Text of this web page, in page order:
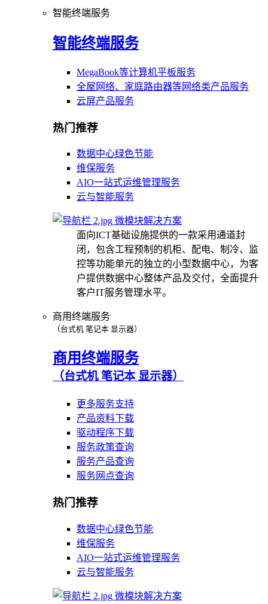
智能终端服务
智能终端服务
MegaBook等计算机平板服务
全屋网络、家庭路由器等网络类产品服务
云屏产品服务
热门推荐
数据中心绿色节能
维保服务
AIO一站式运维管理服务
云与智能服务
微模块解决方案
面向ICT基础设施提供的一款采用通道封
闭，包含工程预制的机柜、配电、制冷、监
控等功能单元的独立的小型数据中心，为客
户提供数据中心整体产品及交付，全面提升
客户IT服务管理水平。
商用终端服务
（台式机 笔记本 显示器）
商用终端服务
（台式机 笔记本 显示器）
更多服务支持
产品资料下载
驱动程序下载
服务政策查询
服务产品查询
服务网点查询
热门推荐
数据中心绿色节能
维保服务
AIO一站式运维管理服务
云与智能服务
微模块解决方案